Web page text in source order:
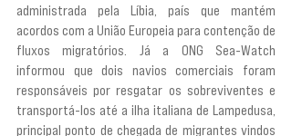
administrada pela Líbia, país que mantém
acordos com a União Europeia para contenção de
fluxos migratórios. Já a ONG Sea-Watch
informou que dois navios comerciais foram
responsáveis por resgatar os sobreviventes e
transportá-los até a ilha italiana de Lampedusa,
principal ponto de chegada de migrantes vindos